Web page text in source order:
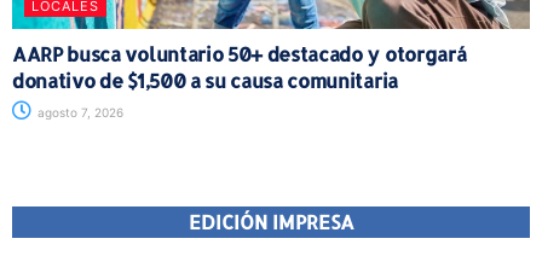
LOCALES
AARP busca voluntario 50+ destacado y otorgará
donativo de $1,500 a su causa comunitaria
agosto 7, 2026
EDICIÓN IMPRESA